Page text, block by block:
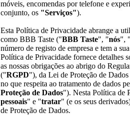
móveis, encomendas por telefone e
conjunto, os "Serviços").
Esta Política de Privacidade abrange a
como BBB Taste ("BBB Taste", "nós", "
número de registo de empresa e tem a
Política de Privacidade fornece detalhes
as nossas obrigações ao abrigo do
("RGPD"), da Lei de Proteção de
no que respeita ao tratamento de dados
Proteção de Dados"). Nesta Política de
pessoais" e "tratar" (e os seus
de Proteção de Dados.